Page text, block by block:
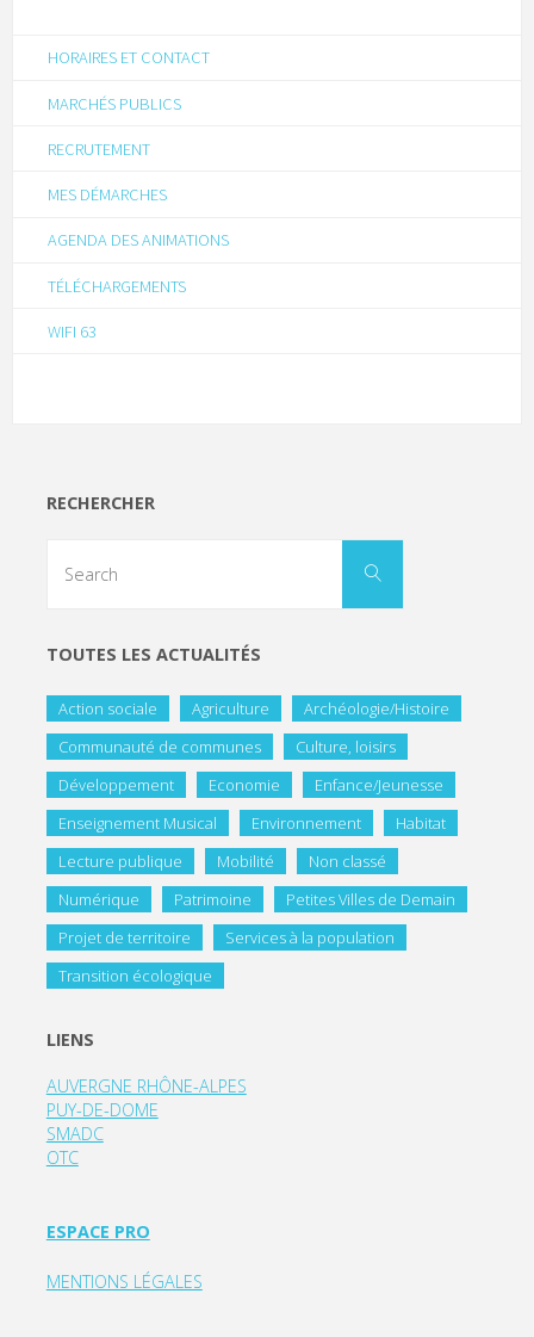
HORAIRES ET CONTACT
MARCHÉS PUBLICS
RECRUTEMENT
MES DÉMARCHES
AGENDA DES ANIMATIONS
TÉLÉCHARGEMENTS
WIFI 63
RECHERCHER
TOUTES LES ACTUALITÉS
Action sociale Agriculture
Archéologie/Histoire
Communauté de communes
Culture, loisirs
Développement
Economie
Enfance/Jeunesse
Enseignement Musical
Environnement
Habitat
Lecture publique
Mobilité
Non classé
Numérique
Patrimoine
Petites Villes de Demain
Projet de territoire
Services à la population
Transition écologique
LIENS
AUVERGNE RHÔNE-ALPES
PUY-DE-DOME
SMADC
OTC
ESPACE PRO
MENTIONS LÉGALES